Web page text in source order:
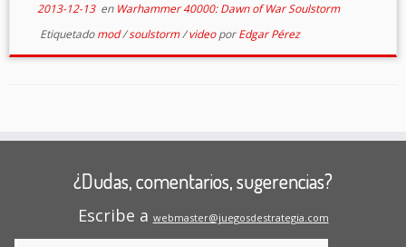
2013-12-13en Warhammer 40000: Dawn of War Soulstorm
Etiquetadomod/soulstorm/videoporEdgar Pérez
¿Dudas, comentarios, sugerencias?
Escribe a webmaster@juegosdestrategia.com